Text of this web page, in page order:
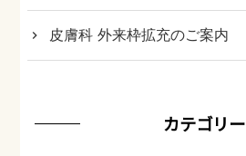
皮膚科 外来枠拡充のご案内
カテゴリー